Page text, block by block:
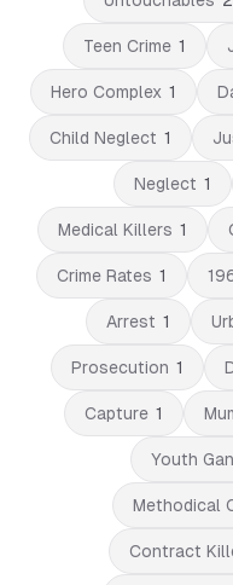
Teen Crime 1
Hero Complex 1
Child Neglect 1
Neglect 1
Medical Killers 1
Crime Rates 1
Arrest 1
Prosecution 1
Capture 1
Youth
Methodical
Contract